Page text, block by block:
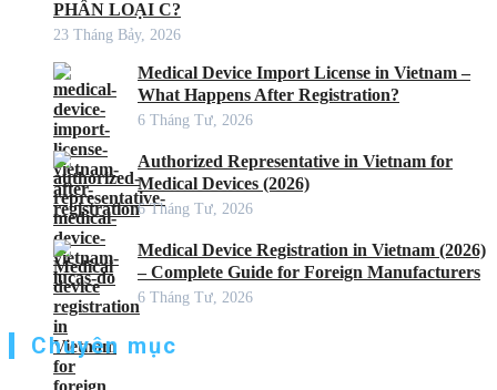
PHÂN LOẠI C?
23 Tháng Bảy, 2026
Medical Device Import License in Vietnam –
What Happens After Registration?
6 Tháng Tư, 2026
Authorized Representative in Vietnam for
Medical Devices (2026)
6 Tháng Tư, 2026
Medical Device Registration in Vietnam (2026)
– Complete Guide for Foreign Manufacturers
6 Tháng Tư, 2026
Chuyên mục